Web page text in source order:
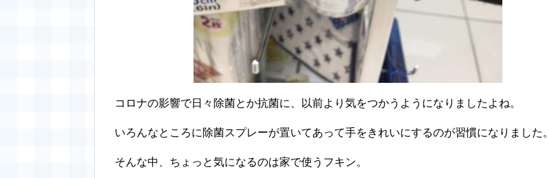
コロナの影響で日々除菌とか抗菌に、以前より気をつかうようになりましたよね。
いろんなところに除菌スプレーが置いてあって手をきれいにするのが習慣になりました。
そんな中、ちょっと気になるのは家で使うフキン。